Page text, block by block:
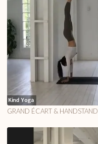
GRAND ÉCART & HANDSTAND